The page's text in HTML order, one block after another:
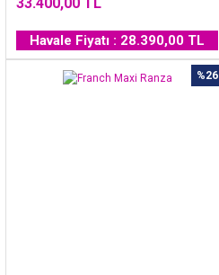
Havale Fiyatı : 28.390,00 TL
%26